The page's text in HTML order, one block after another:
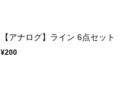
【アナログ】ライン 6点セット
¥200